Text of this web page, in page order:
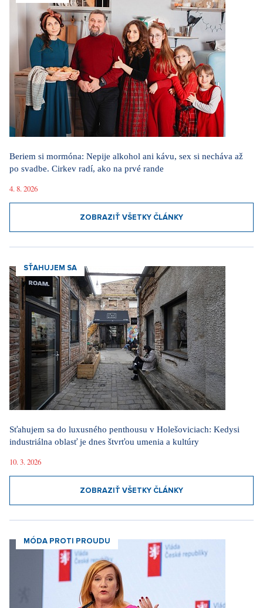
Beriem si mormóna: Nepije alkohol ani kávu, sex si necháva až
po svadbe. Cirkev radí, ako na prvé rande
4. 8. 2026
ZOBRAZIŤ VŠETKY ČLÁNKY
SŤAHUJEM SA
Sťahujem sa do luxusného penthousu v Holešoviciach: Kedysi
industriálna oblasť je dnes štvrťou umenia a kultúry
10. 3. 2026
ZOBRAZIŤ VŠETKY ČLÁNKY
MÓDA PROTI PROUDU